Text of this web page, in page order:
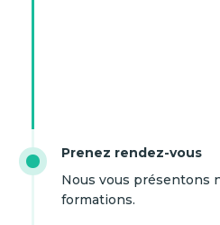
Prenez rendez-vous
Nous vous présentons
formations.